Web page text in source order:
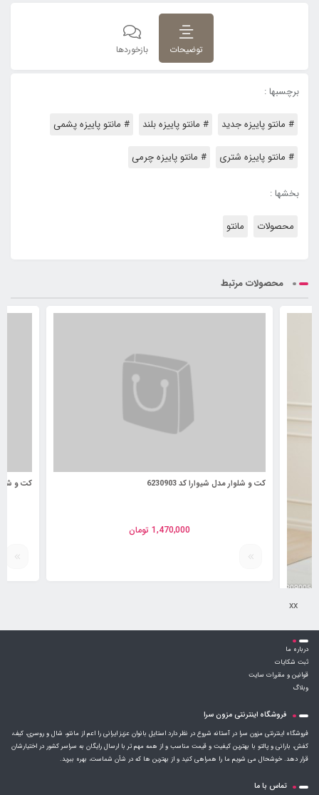
توضیحات بازخوردها
برچسبها :
# مانتو پاییزه جدید # مانتو پاییزه بلند # مانتو پاییزه پشمی
# مانتو پاییزه شتری # مانتو پاییزه چرمی
بخشها :
محصولات مانتو
محصولات مرتبط
xx
درباره ما
ثبت شکایات
قوانین و مقررات سایت
وبلاگ
فروشگاه اینترنتی مزون سرا
فروشگاه اینترنتی مزون سرا در آستانه شروع در نظر دارد استایل بانوان عزیز ایرانی را اعم از مانتو، شال و روسری، کیف،
کفش، بارانی و پالتو با بهترین کیفیت و قیمت مناسب و از همه مهم تر با ارسال رایگان به سراسر کشور در اختیارشان
قرار دهد. خوشحال می شویم ما را همراهی کنید و از بهترین ها که در شأن شماست، بهره ببرید.
تماس با ما